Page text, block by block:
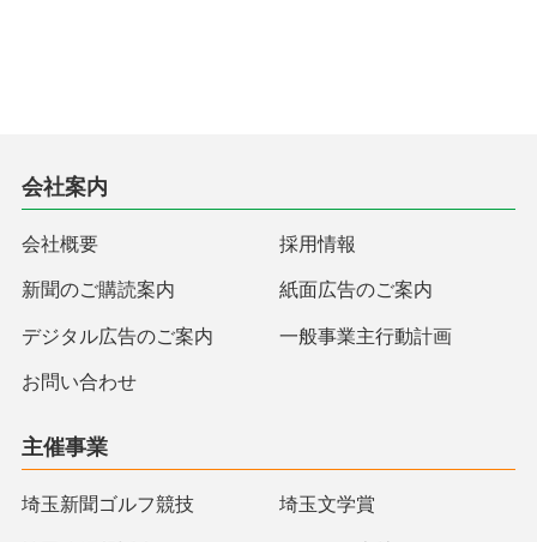
会社案内
会社概要 採用情報
新聞のご購読案内 紙面広告のご案内
デジタル広告のご案内 一般事業主行動計画
お問い合わせ
主催事業
埼玉新聞ゴルフ競技 埼玉文学賞